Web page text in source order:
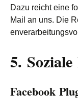
Dazu reicht eine
Mail an uns. Die
5.
Facebook